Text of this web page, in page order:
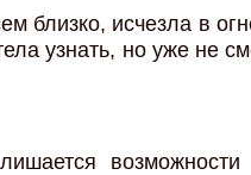
близко, исчезла в
узнать, но уже не